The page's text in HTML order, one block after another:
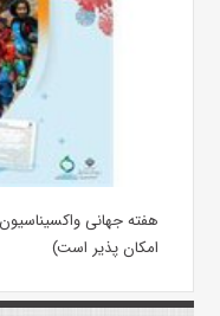
هفته جهانی
امکان پذیر است)